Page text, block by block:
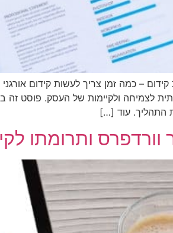
קידום – כמה זמן צריך לעשות קידום
לצמיחה ולקיימות של העסק. פוסט זה
התהליך. עוד […]
וורדפרס ותרומתו